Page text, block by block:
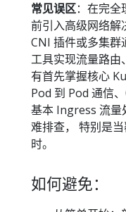
常见误区：在完
前引入高级网络
CNI 插件或多集群
工具实现流量路由
有首先掌握核心
Pod 到 Pod 通信
基本 Ingress 流量
难排查， 特别是
时。
如何避免：